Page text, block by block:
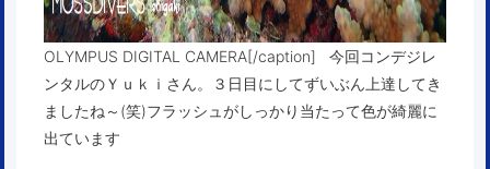
OLYMPUS DIGITAL CAMERA[/caption] 今回コンデジレ
ンタルのＹｕｋｉさん。３日目にしてずいぶん上達してき
ましたね～(笑)フラッシュがしっかり当たって色が綺麗に
出ています